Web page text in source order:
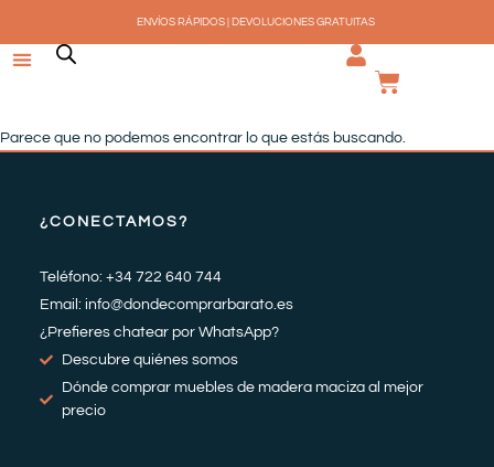
contenido
ENVÍOS RÁPIDOS | DEVOLUCIONES GRATUITAS
Parece que no podemos encontrar lo que estás buscando.
¿CONECTAMOS?
Teléfono: +34 722 640 744
Email: info@dondecomprarbarato.es
¿Prefieres chatear por WhatsApp?
Descubre quiénes somos
Dónde comprar muebles de madera maciza al mejor
precio